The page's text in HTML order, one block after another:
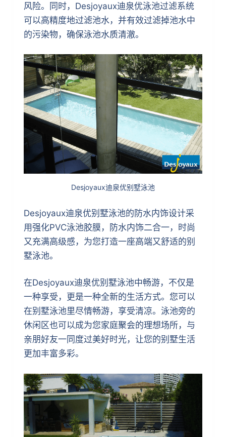
风险。同时，Desjoyaux迪泉优泳池过滤系统
可以高精度地过滤池水，并有效过滤掉池水中
的污染物，确保泳池水质清澈。
Desjoyaux迪泉优别墅泳池
Desjoyaux迪泉优别墅泳池的防水内饰设计采
用强化PVC泳池胶膜，防水内饰二合一，时尚
又充满高级感，为您打造一座高端又舒适的别
墅泳池。
在Desjoyaux迪泉优别墅泳池中畅游，不仅是
一种享受，更是一种全新的生活方式。您可以
在别墅泳池里尽情畅游，享受清凉。泳池旁的
休闲区也可以成为您家庭聚会的理想场所，与
亲朋好友一同度过美好时光，让您的别墅生活
更加丰富多彩。